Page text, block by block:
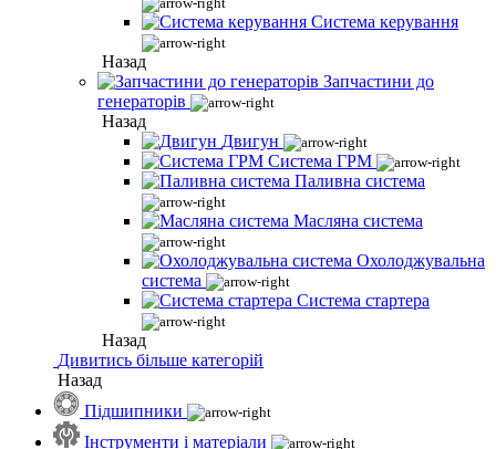
Система керування
Назад
Запчастини до
генераторів
Назад
Двигун
Система ГРМ
Паливна система
Масляна система
Охолоджувальна
система
Система стартера
Назад
Дивитись більше категорій
Назад
Підшипники
Інструменти і матеріали